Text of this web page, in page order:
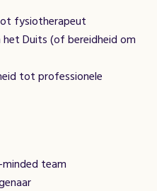
fysiotherapeut
het Duits (of bereidheid om
tot professionele
team